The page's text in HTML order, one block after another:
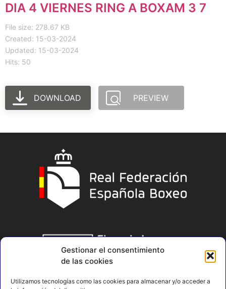
Gestionar el consentimiento
de las cookies
Utilizamos tecnologías como las cookies para almacenar y/o acceder a
DIA 4 VIERNES RING A BOXAM 3 7
File size: 278.67 KB
Created: 15-03-2024
Updated: 15-03-2024
Hits: 50
DOWNLOAD PREVIEW